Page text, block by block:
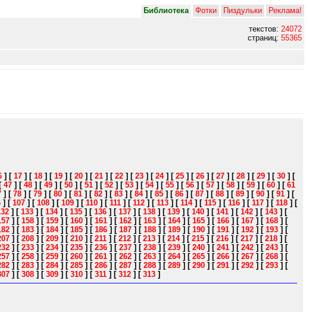
Библиотека Фотки Пиздульки Реклама!
текстов: 24072
страниц: 55365
] [ 17 ] [ 18 ] [ 19 ] [ 20 ] [ 21 ] [ 22 ] [ 23 ] [ 24] [ 25 ] [ 26 ] [ 27 ] [ 28 ] [ 29 ] [ 30 ] [
[ 47 ] [ 48 ] [ 49 ] [ 50 ] [ 51 ] [ 52 ] [ 53 ] [ 54] [ 55 ] [ 56 ] [ 57 ] [ 58 ] [ 59 ] [ 60 ] [ 61
] [ 78 ] [ 79 ] [ 80 ] [ 81 ] [ 82 ] [ 83 ] [ 84] [ 85 ] [ 86 ] [ 87 ] [ 88 ] [ 89 ] [ 90 ] [ 91 ] [
] [ 107 ] [ 108 ] [ 109 ] [ 110 ] [ 111 ] [ 112 ] [ 113 ] [ 114] [ 115 ] [ 116 ] [ 117 ] [ 118 ] [
] [ 133 ] [ 134] [ 135 ] [ 136 ] [ 137 ] [ 138 ] [ 139 ] [ 140 ] [ 141 ] [ 142 ] [ 143 ] [
] [ 158 ] [ 159 ] [ 160 ] [ 161 ] [ 162 ] [ 163 ] [ 164] [ 165 ] [ 166 ] [ 167 ] [ 168 ] [
] [ 183 ] [ 184] [ 185 ] [ 186 ] [ 187 ] [ 188 ] [ 189 ] [ 190 ] [ 191 ] [ 192 ] [ 193 ] [
] [ 208 ] [ 209 ] [ 210 ] [ 211 ] [ 212 ] [ 213 ] [ 214] [ 215 ] [ 216 ] [ 217 ] [ 218 ] [
] [ 233 ] [ 234] [ 235 ] [ 236 ] [ 237 ] [ 238 ] [ 239 ] [ 240 ] [ 241 ] [ 242 ] [ 243 ] [
] [ 258 ] [ 259 ] [ 260 ] [ 261 ] [ 262 ] [ 263 ] [ 264] [ 265 ] [ 266 ] [ 267 ] [ 268 ] [
] [ 283 ] [ 284] [ 285 ] [ 286 ] [ 287 ] [ 288 ] [ 289 ] [ 290 ] [ 291 ] [ 292 ] [ 293 ] [
] [ 308 ] [ 309 ] [ 310 ] [ 311 ] [ 312 ] [ 313 ]